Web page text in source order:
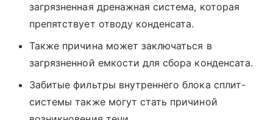
загрязненная дренажная система, которая
препятствует отводу конденсата.
Также причина может заключаться в
загрязненной емкости для сбора конденсата.
Забитые фильтры внутреннего блока сплит-
системы также могут стать причиной